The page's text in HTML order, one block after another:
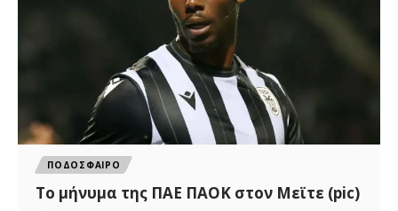
ΠΟΔΟΣΦΑΙΡΟ
Το μήνυμα της ΠΑΕ ΠΑΟΚ στον Μεϊτε (pic)